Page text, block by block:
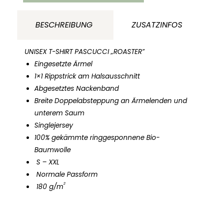
Menge
BESCHREIBUNG ZUSATZINFOS
UNISEX T-SHIRT PASCUCCI „ROASTER”
Eingesetzte Ärmel
1×1 Rippstrick am Halsausschnitt
Abgesetztes Nackenband
Breite Doppelabsteppung an Ärmelenden und
unterem Saum
Singlejersey
100% gekämmte ringgesponnene Bio-
Baumwolle
S – XXL
Normale Passform
180 g/m2